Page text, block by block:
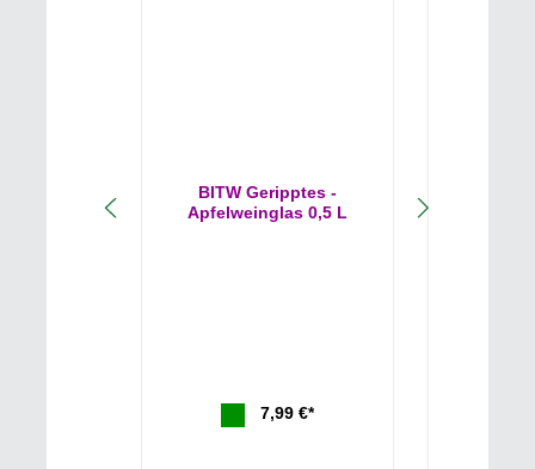
BITW Geripptes -
Apfelweinglas 0,5 L
7,99 €*